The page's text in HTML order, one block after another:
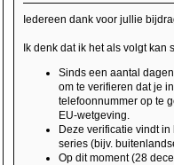
Iedereen dank voor jullie
Ik denk dat ik het als volgt kan
Sinds een aantal
om te verifieren dat je
telefoonnummer op te
EU-wetgeving.
Deze verificatie vindt
series (bijv.
Op dit moment (28